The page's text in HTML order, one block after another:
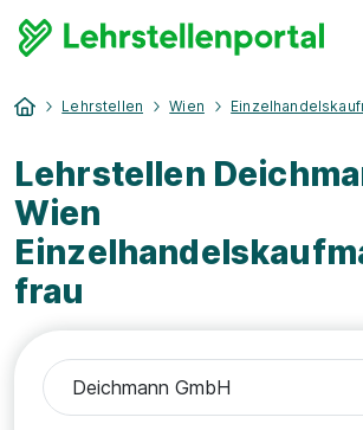
Lehrstellen Wien
Lehrstellen
Wien
frau